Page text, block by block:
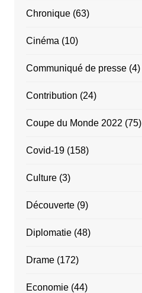
Chronique(63)
Cinéma (10)
Communiqué de presse(4)
Contribution (24)
Coupe du Monde 2022 (75)
Covid-19(158)
Culture(3)
Découverte(9)
Diplomatie(48)
Drame(172)
Economie(44)